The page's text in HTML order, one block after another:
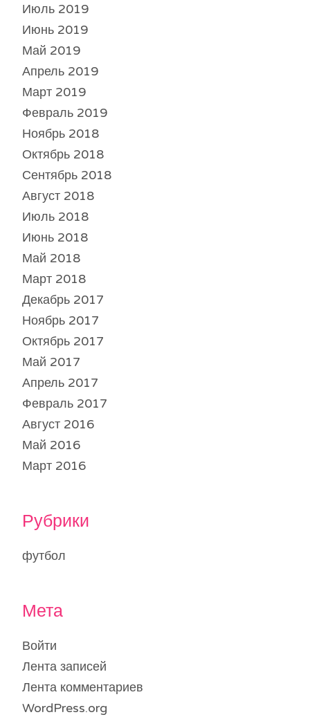
Июль 2019
Июнь 2019
Май 2019
Апрель 2019
Март 2019
Февраль 2019
Ноябрь 2018
Октябрь 2018
Сентябрь 2018
Август 2018
Июль 2018
Июнь 2018
Май 2018
Март 2018
Декабрь 2017
Ноябрь 2017
Октябрь 2017
Май 2017
Апрель 2017
Февраль 2017
Август 2016
Май 2016
Март 2016
Рубрики
футбол
Мета
Войти
Лента записей
Лента комментариев
WordPress.org